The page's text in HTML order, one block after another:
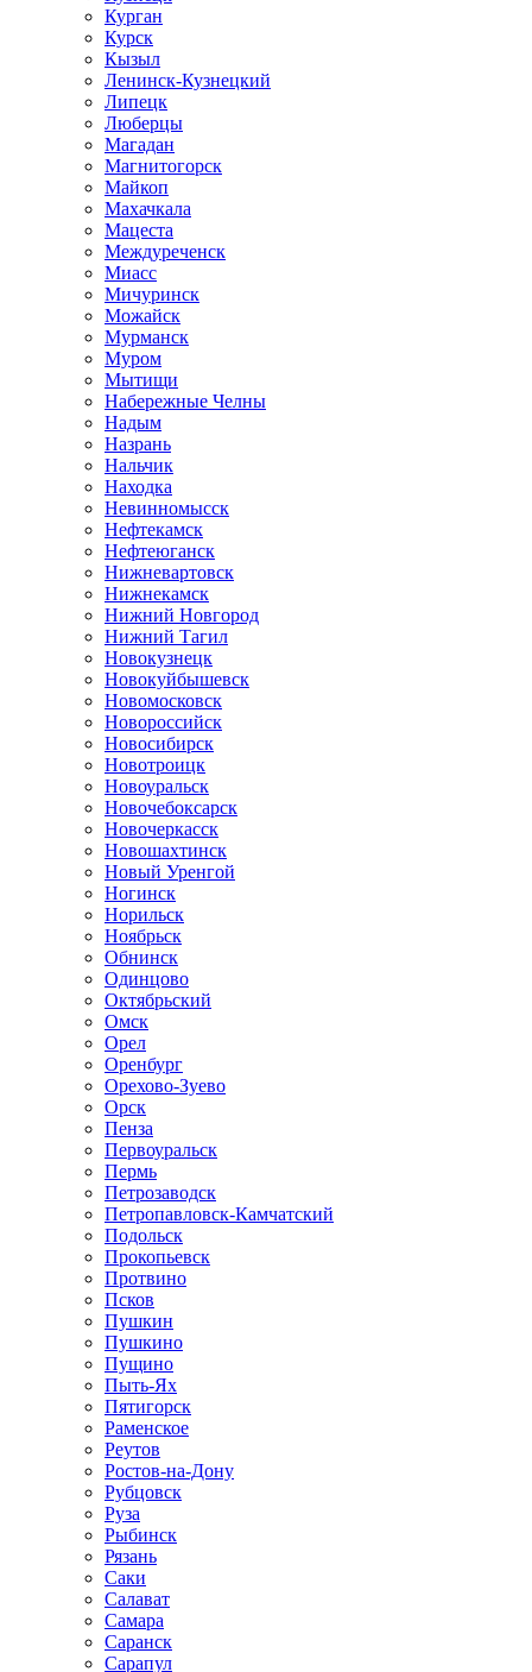
Курган
Курск
Кызыл
Ленинск-Кузнецкий
Липецк
Люберцы
Магадан
Магнитогорск
Майкоп
Махачкала
Мацеста
Междуреченск
Миасс
Мичуринск
Можайск
Мурманск
Муром
Мытищи
Набережные Челны
Надым
Назрань
Нальчик
Находка
Невинномысск
Нефтекамск
Нефтеюганск
Нижневартовск
Нижнекамск
Нижний Новгород
Нижний Тагил
Новокузнецк
Новокуйбышевск
Новомосковск
Новороссийск
Новосибирск
Новотроицк
Новоуральск
Новочебоксарск
Новочеркасск
Новошахтинск
Новый Уренгой
Ногинск
Норильск
Ноябрьск
Обнинск
Одинцово
Октябрьский
Омск
Орел
Оренбург
Орехово-Зуево
Орск
Пенза
Первоуральск
Пермь
Петрозаводск
Петропавловск-Камчатский
Подольск
Прокопьевск
Протвино
Псков
Пушкин
Пушкино
Пущино
Пыть-Ях
Пятигорск
Раменское
Реутов
Ростов-на-Дону
Рубцовск
Руза
Рыбинск
Рязань
Саки
Салават
Самара
Саранск
Сарапул